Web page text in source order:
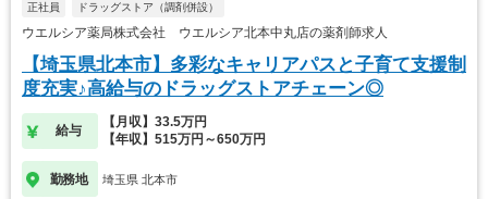
正社員 ドラッグストア（調剤併設）
ウエルシア薬局株式会社 ウエルシア北本中丸店の薬剤師求人
【埼玉県北本市】多彩なキャリアパスと子育て支援制
度充実♪高給与のドラッグストアチェーン◎
給与
【月収】33.5万円
【年収】515万円～650万円
勤務地 埼玉県 北本市